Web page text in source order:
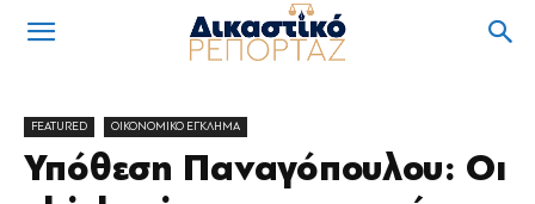
FEATURED OIKONOMIKO ΕΓΚΛΗΜΑ
Υπόθεση Παναγόπουλου: Οι